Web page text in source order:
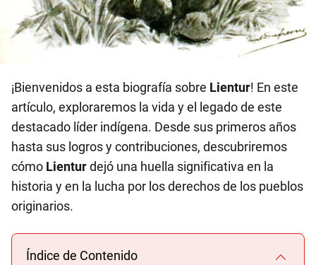
¡Bienvenidos a esta biografía sobre Lientur! En este
artículo, exploraremos la vida y el legado de este
destacado líder indígena. Desde sus primeros años
hasta sus logros y contribuciones, descubriremos
cómo Lienturdejó una huella significativa en la
historia y en la lucha por los derechos de los pueblos
originarios.
Índice de Contenido